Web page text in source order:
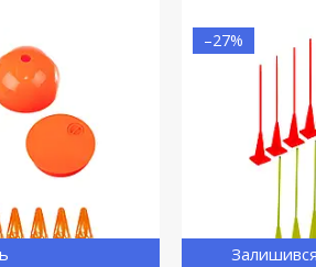
–27%